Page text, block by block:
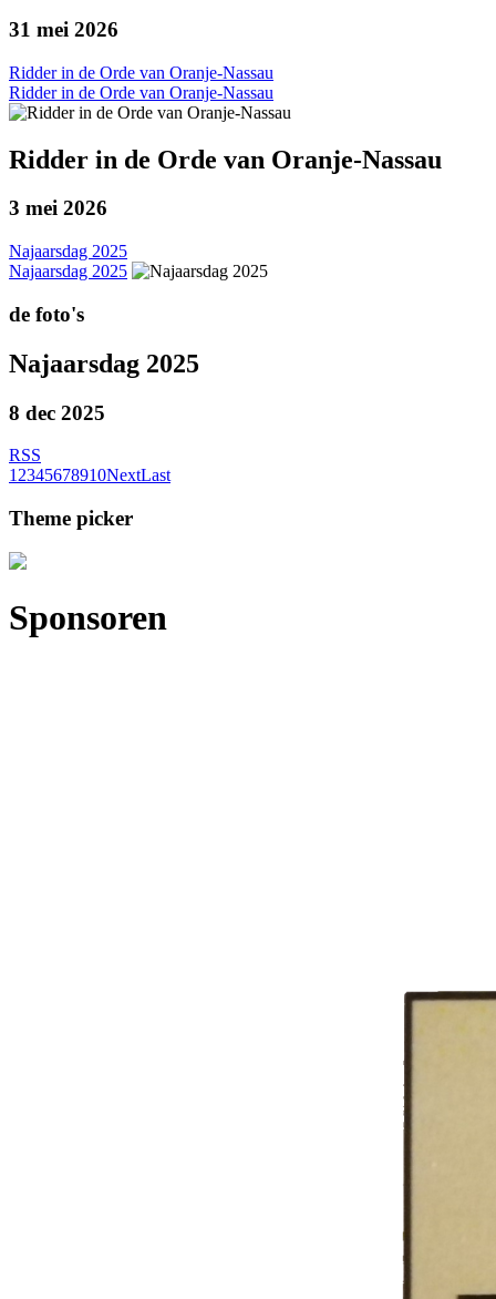
31 mei 2026
Ridder in de Orde van Oranje-Nassau
Ridder in de Orde van Oranje-Nassau
Ridder in de Orde van Oranje-Nassau
3 mei 2026
Najaarsdag 2025
Najaarsdag 2025
de foto's
Najaarsdag 2025
8 dec 2025
RSS
12345678910NextLast
Theme picker
Sponsoren